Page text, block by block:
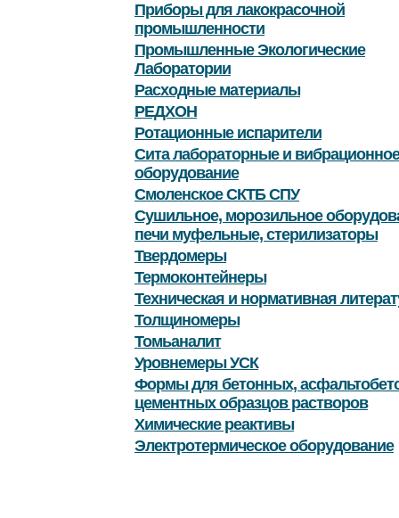
Приборы для лакокрасочной
промышленности
Промышленные Экологические
Лаборатории
Расходные материалы
РЕДХОН
Ротационные испарители
Сита лабораторные и вибрационное
оборудование
Смоленское СКТБ СПУ
Сушильное, морозильное
печи муфельные, стерилизаторы
Твердомеры
Термоконтейнеры
Техническая и нормативная
Толщиномеры
Томьаналит
Уровнемеры УСК
Формы для бетонных,
цементных образцов растворов
Химические реактивы
Электротермическое оборудование